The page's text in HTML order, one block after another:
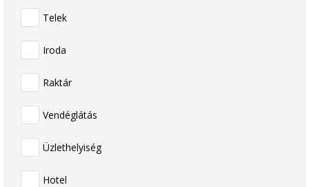
Telek
Iroda
Raktár
Vendéglátás
Üzlethelyiség
Hotel